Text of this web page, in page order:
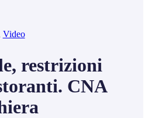
Video
restrizioni
CNA